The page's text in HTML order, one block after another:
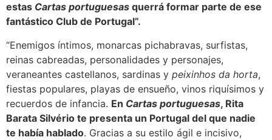
estas Cartas portuguesas querrá formar parte de ese
fantástico Club de Portugal”.
“Enemigos íntimos, monarcas pichabravas, surfistas,
reinas cabreadas, personalidades y personajes,
veraneantes castellanos, sardinas y peixinhos da horta,
fiestas populares, playas de ensueño, vinos riquísimos y
recuerdos de infancia. En Cartas portuguesas, Rita
Barata Silvério te presenta un Portugal del que nadie
te había hablado. Gracias a su estilo ágil e incisivo,